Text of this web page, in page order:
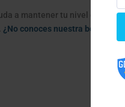
a mantener tu nivel de
¿No conoces nuestra botella